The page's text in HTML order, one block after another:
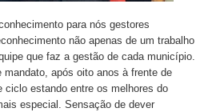
para nós gestores
não apenas de um trabalho
que faz a gestão de cada município.
mandato, após oito anos à frente de
ciclo estando entre os melhores do
especial. Sensação de dever